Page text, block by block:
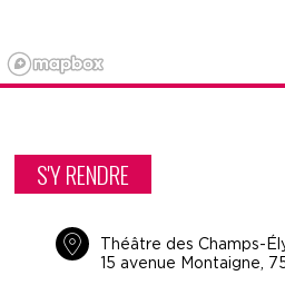
S'Y RENDRE
Théâtre des Champs-
15 avenue Montaigne,